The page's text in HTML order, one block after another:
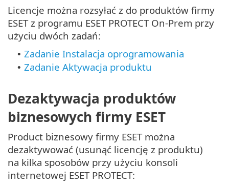
Licencje można rozsyłać z do produktów firmy
ESET z programu ESET PROTECT On-Prem przy
użyciu dwóch zadań:
• Zadanie Instalacja oprogramowania
• Zadanie Aktywacja produktu
Dezaktywacja produktów
biznesowych firmy ESET
Product biznesowy firmy ESET można
dezaktywować (usunąć licencję z produktu)
na kilka sposobów przy użyciu konsoli
internetowej ESET PROTECT: